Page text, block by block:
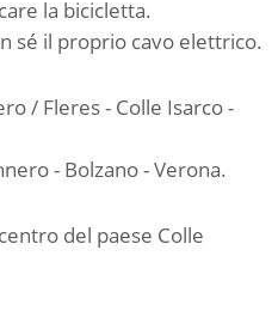
la bicicletta.
sé il proprio cavo elettrico.
/ Fleres - Colle Isarco -
- Bolzano - Verona.
del paese Colle